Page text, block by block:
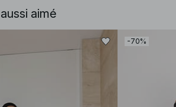
aimé
-70%